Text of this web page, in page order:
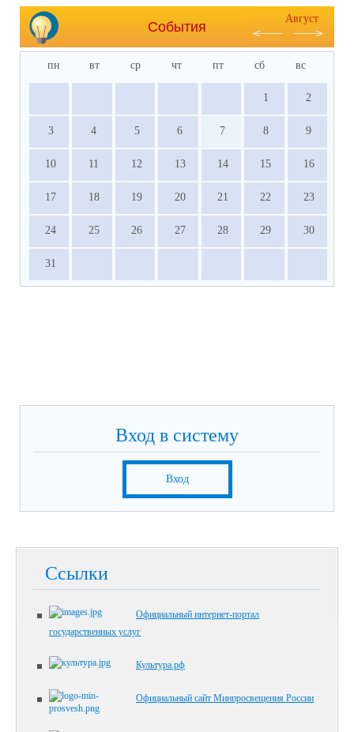
События
Август
пн вт ср чт пт сб вс
1 2
3 4 5 6 7 8 9
10 11 12 13 14 15 16
17 18 19 20 21 22 23
24 25 26 27 28 29 30
31
Вход в систему
Вход
Ссылки
Официальный интернет-портал
государственных услуг
Культура.рф
Официальный сайт Минпросвещения России